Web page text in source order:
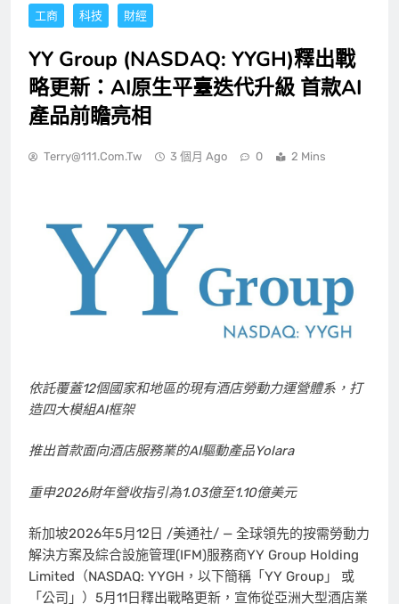
工商 科技 財經
YY Group (NASDAQ: YYGH)釋出戰
略更新：AI原生平臺迭代升級 首款AI
產品前瞻亮相
Terry@111.com.tw 3 個月 Ago 0 2 Mins
依託覆蓋12個國家和地區的現有酒店勞動力運營體系，打
造四大模組AI框架
推出首款面向酒店服務業的AI驅動產品Yolara
重申2026財年營收指引為1.03億至1.10億美元
新加坡2026年5月12日 /美通社/ — 全球領先的按需勞動力
解決方案及綜合設施管理(IFM)服務商YY Group Holding
Limited（NASDAQ: YYGH，以下簡稱「YY Group」 或
「公司」） 5月11日釋出戰略更新，宣佈從亞洲大型酒店業